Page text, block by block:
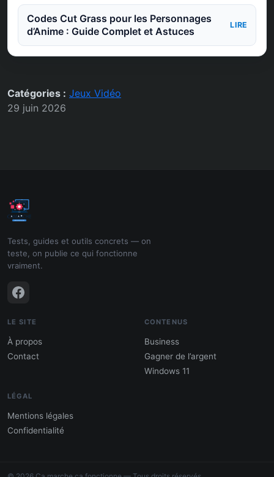
Codes Cut Grass pour les Personnages
d’Anime : Guide Complet et Astuces
LIRE
Catégories : Jeux Vidéo
29 juin 2026
Tests, guides et outils concrets — on
teste, on publie ce qui fonctionne
vraiment.
LE SITE
À propos
Contact
CONTENUS
Business
Gagner de l’argent
Windows 11
LÉGAL
Mentions légales
Confidentialité
l'argent